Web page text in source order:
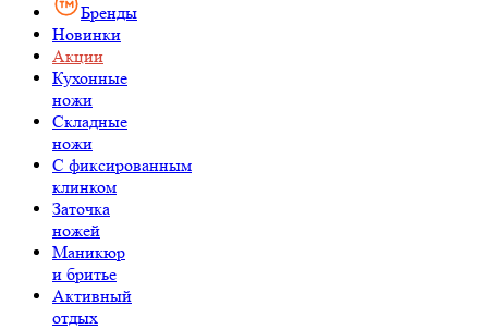
Бренды
Новинки
Акции
Кухонные
ножи
Складные
ножи
C фиксированным
клинком
Заточка
ножей
Маникюр
и бритье
Активный
отдых